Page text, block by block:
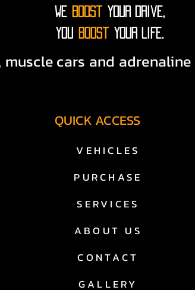
Qualitätsstandards für
essen konzentrieren wir uns
kein Massenhandel – sondern
WE Boost
your drive,
You
boost your life.
muscle cars and
QUICK ACCESS
VEHICLES
PURCHASE
SERVICES
ABOUT US
CONTACT
GALLERY